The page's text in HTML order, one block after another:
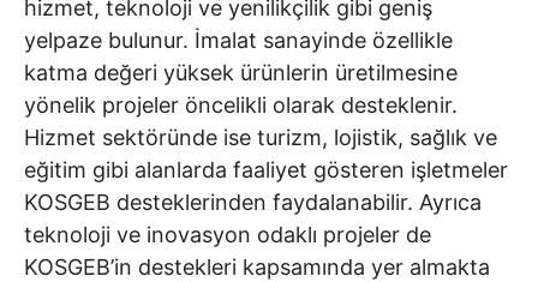
hizmet, teknoloji ve yenilikçilik gibi geniş
yelpaze bulunur. İmalat sanayinde özellikle
katma değeri yüksek ürünlerin üretilmesine
yönelik projeler öncelikli olarak desteklenir.
Hizmet sektöründe ise turizm, lojistik, sağlık ve
eğitim gibi alanlarda faaliyet gösteren işletmeler
KOSGEB desteklerinden faydalanabilir. Ayrıca
teknoloji ve inovasyon odaklı projeler de
KOSGEB’in destekleri kapsamında yer almakta